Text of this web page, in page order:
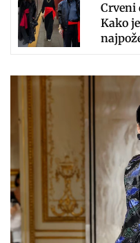
Crveni
Kako